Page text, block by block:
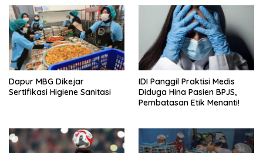
Dapur MBG Dikejar
Sertifikasi Higiene Sanitasi
IDI Panggil Praktisi Medis
Diduga Hina Pasien BPJS,
Pembatasan Etik Menanti!